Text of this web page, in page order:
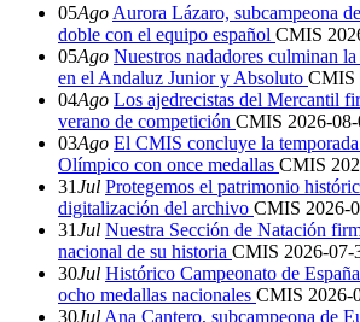
05Ago Aurora Lázaro, subcampeona
doble con el equipo español CMIS
05Ago Nuestros nadadores culminan
en el Andaluz Junior y Absoluto CMIS
04Ago Los ajedrecistas del Mercantil
verano de competición CMIS 2026-
03Ago El CMIS concluye la
Olímpico con once medallas CMIS
31Jul Protegemos el patrimonio
digitalización del archivo CMIS 2026-
31Jul Nuestra Sección de Natación
nacional de su historia CMIS 2026-07-
30Jul Histórico Campeonato de
ocho medallas nacionales CMIS 2026-
30Jul Ana Cantero, subcampeona de